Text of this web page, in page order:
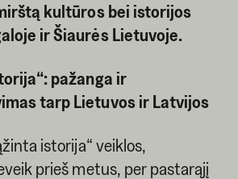
kultūros bei istorijos
ir Šiaurės Lietuvoje.
pažanga ir
tarp Lietuvos ir Latvijos
istorija“ veiklos,
prieš metus, per pastarąjį